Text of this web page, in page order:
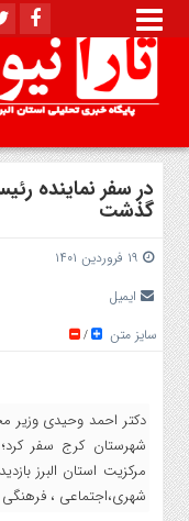
در سفر نماینده
گذشت
۱۹ فروردین ۱۴۰۱
ایمیل
سایز متن
/
دکتر احمد وحیدی وزیر
مرکزیت استان البرز
شهری،اجتماعی ،